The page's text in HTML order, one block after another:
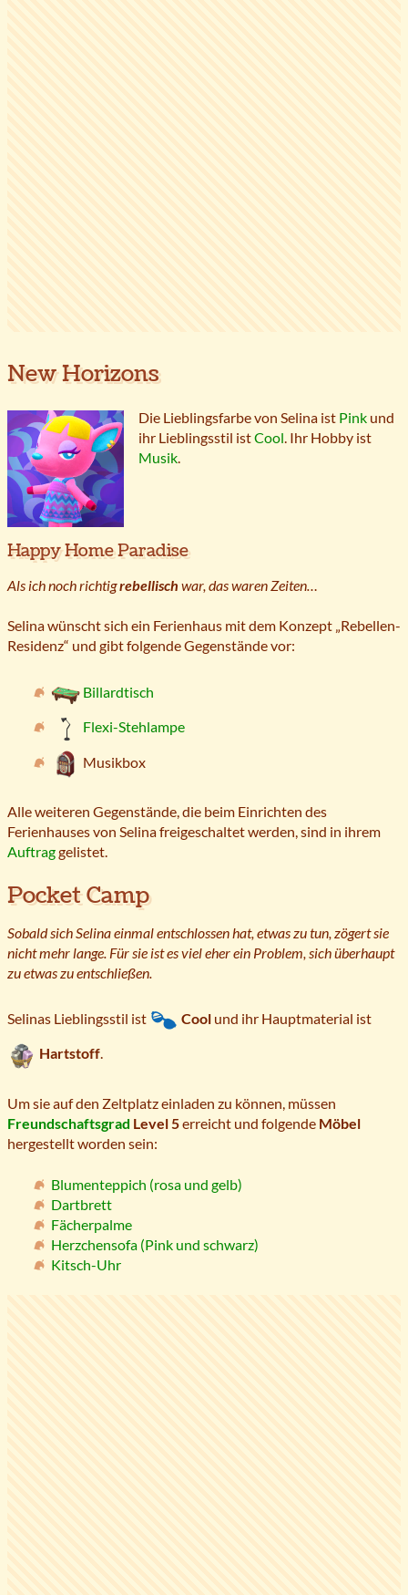
New Horizons
Die Lieblingsfarbe von Selina ist Pink und
ihr Lieblingsstil istCool. Ihr Hobby ist
Musik.
Happy Home Paradise
Als ich noch richtigrebellisch war, das waren Zeiten…
Selina wünscht sich ein Ferienhaus mit dem Konzept „Rebellen-
Residenz“ und gibt folgende Gegenstände vor:
Billardtisch
Flexi-Stehlampe
Musikbox
Alle weiteren Gegenstände, die beim Einrichten des
Ferienhauses von Selina freigeschaltet werden, sind in ihrem
Auftraggelistet.
Pocket Camp
Sobald sich Selina einmal entschlossen hat, etwas zu tun, zögert sie
nicht mehr lange. Für sie ist es viel eher ein Problem, sich überhaupt
zu etwas zu entschließen.
Selinas Lieblingsstil ist Cool und ihr Hauptmaterial ist
Hartstoff.
Um sie auf den Zeltplatz einladen zu können, müssen
Freundschaftsgrad Level 5erreicht und folgende Möbel
hergestellt worden sein:
Blumenteppich (rosa und gelb)
Dartbrett
Fächerpalme
Herzchensofa (Pink und schwarz)
Kitsch-Uhr